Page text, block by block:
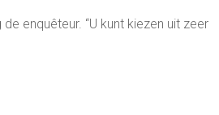
enquêteur. “U kunt kiezen uit zeer